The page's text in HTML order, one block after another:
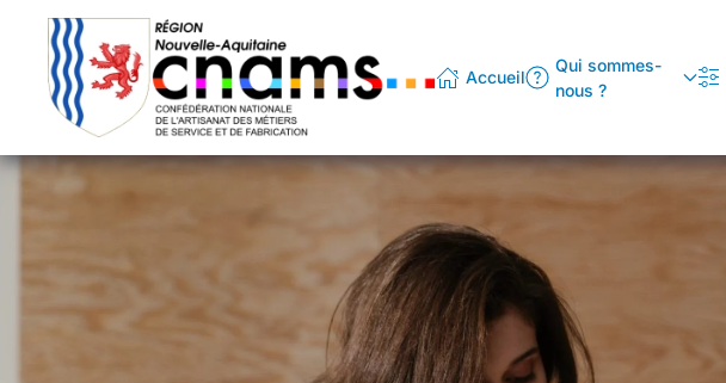
Passer au contenu principal Accueil
Qui sommes-
nous ?